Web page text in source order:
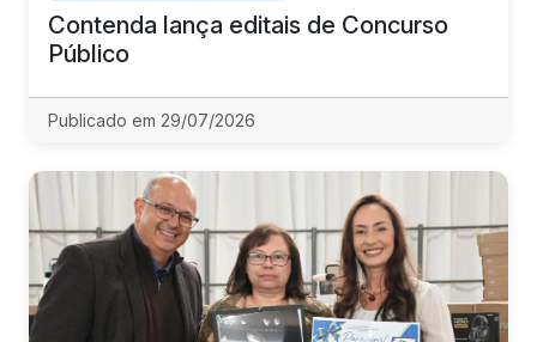
Contenda lança editais de Concurso
Público
Publicado em 29/07/2026